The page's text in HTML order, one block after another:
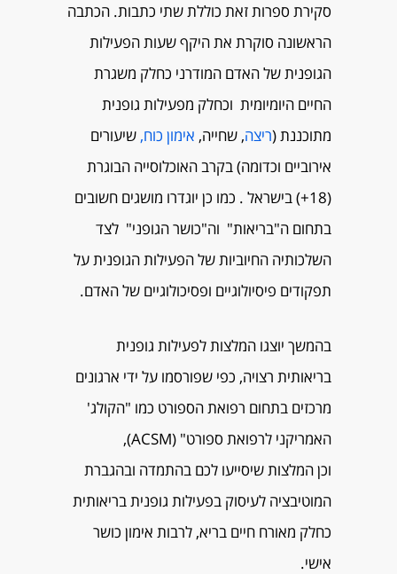
סקירת ספרות זאת כוללת שתי כתבות. הכתבה
הראשונה סוקרת את היקף שעות הפעילות
הגופנית של האדם המודרני כחלק משגרת
החיים היומיומית וכחלק מפעילות גופנית
מתוכננת (ריצה, שחייה, אימון כוח, שיעורים
אירוביים וכדומה) בקרב האוכלוסייה הבוגרת
(18+) בישראל . כמו כן יוגדרו מושגים חשובים
בתחום ה"בריאות" וה"כושר הגופני" לצד
השלכותיה החיוביות של הפעילות הגופנית על
תפקודים פיסיולוגיים ופסיכולוגיים של האדם.
בהמשך יוצגו המלצות לפעילות גופנית
בריאותית רצויה, כפי שפורסמו על ידי ארגונים
מרכזים בתחום רפואת הספורט כמו "הקולג'
האמריקני לרפואת ספורט" (ACSM),
וכן המלצות שיסייעו לכם בהתמדה ובהגברת
המוטיבציה לעיסוק בפעילות גופנית בריאותית
כחלק מאורח חיים בריא, לרבות אימון כושר
אישי.